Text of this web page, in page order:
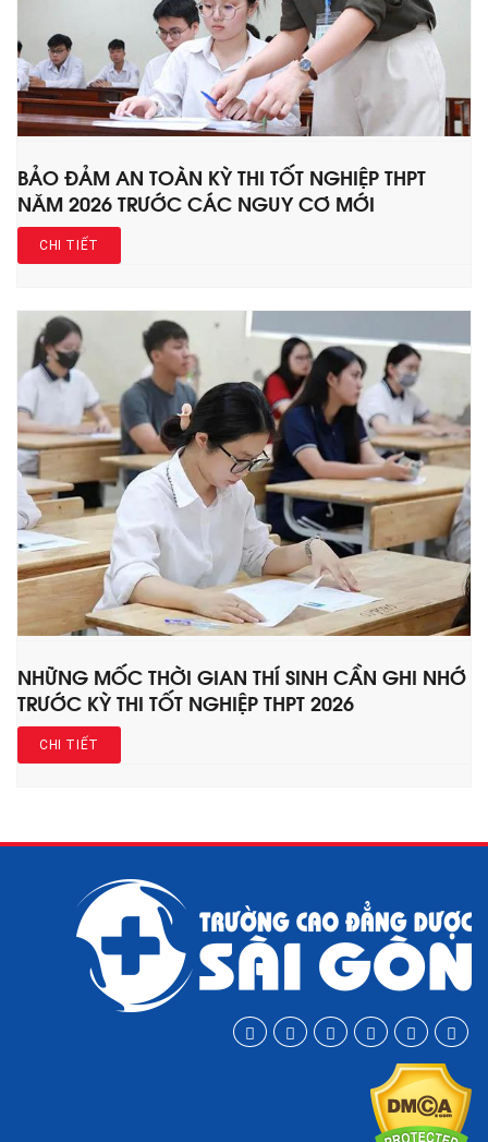
BẢO ĐẢM AN TOÀN KỲ THI TỐT NGHIỆP THPT
NĂM 2026 TRƯỚC CÁC NGUY CƠ MỚI
CHI TIẾT
NHỮNG MỐC THỜI GIAN THÍ SINH CẦN GHI NHỚ
TRƯỚC KỲ THI TỐT NGHIỆP THPT 2026
CHI TIẾT